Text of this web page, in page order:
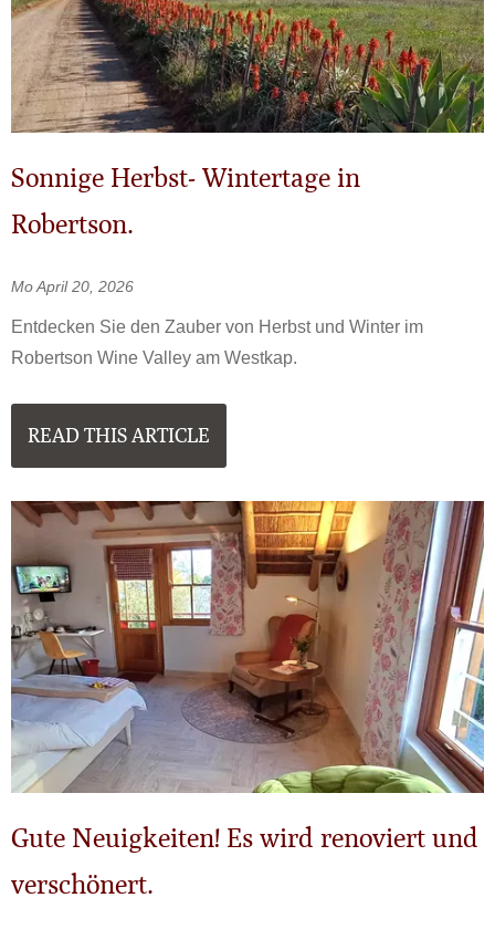
Sonnige Herbst- Wintertage in
Robertson.
Mo April 20, 2026
Entdecken Sie den Zauber von Herbst und Winter im
Robertson Wine Valley am Westkap.
READ THIS ARTICLE
Gute Neuigkeiten! Es wird renoviert und
verschönert.